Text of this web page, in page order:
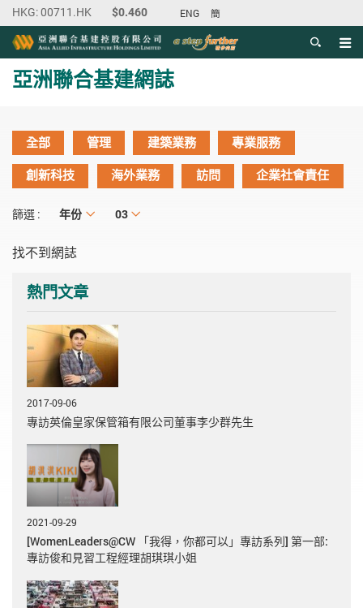
ENG 簡
目錄
主内容開始
亞洲聯合基建網誌
全部 管理 建築業務
專業服務
創新科技
海外業務 訪問 企業社會責任
篩選 : 年份
年份 月份
03
找不到網誌
熱門文章
2017-09-06
專訪英倫皇家保管箱有限公司董事李少群先生
2021-09-29
[WomenLeaders@CW 「我得，你都可以」專訪系列] 第一部:
專訪俊和見習工程經理胡琪琪小姐